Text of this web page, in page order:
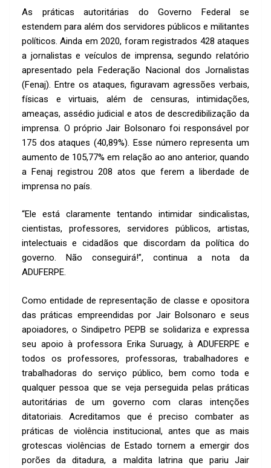
As práticas autoritárias do Governo Federal se
estendem para além dos servidores públicos e militantes
políticos. Ainda em 2020, foram registrados 428 ataques
a jornalistas e veículos de imprensa, segundo relatório
apresentado pela Federação Nacional dos Jornalistas
(Fenaj). Entre os ataques, figuravam agressões verbais,
físicas e virtuais, além de censuras, intimidações,
ameaças, assédio judicial e atos de descredibilização da
imprensa. O próprio Jair Bolsonaro foi responsável por
175 dos ataques (40,89%). Esse número representa um
aumento de 105,77% em relação ao ano anterior, quando
a Fenaj registrou 208 atos que ferem a liberdade de
imprensa no país.
“Ele está claramente tentando intimidar sindicalistas,
cientistas, professores, servidores públicos, artistas,
intelectuais e cidadãos que discordam da política do
governo. Não conseguirá!”, continua a nota da
ADUFERPE.
Como entidade de representação de classe e opositora
das práticas empreendidas por Jair Bolsonaro e seus
apoiadores, o Sindipetro PEPB se solidariza e expressa
seu apoio à professora Erika Suruagy, à ADUFERPE e
todos os professores, professoras, trabalhadores e
trabalhadoras do serviço público, bem como toda e
qualquer pessoa que se veja perseguida pelas práticas
autoritárias de um governo com claras intenções
ditatoriais. Acreditamos que é preciso combater as
práticas de violência institucional, antes que as mais
grotescas violências de Estado tornem a emergir dos
porões da ditadura, a maldita latrina que pariu Jair